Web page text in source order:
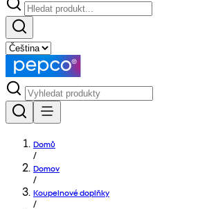
Domů
/
Domov
/
Koupelnové doplňky
/